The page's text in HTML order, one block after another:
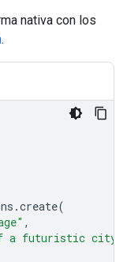
nativa con los
.
.create(
,
of a futuristic city